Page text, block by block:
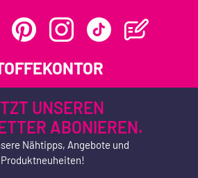
UNSEREN
ABONIEREN.
Nähtipps, Angebote und
Produktneuheiten!